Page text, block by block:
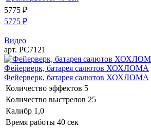
5775 ₽
5775 ₽
Видео
арт. РС7121
Фейерверк, батарея салютов ХОХЛОМА
Фейерверк, батарея салютов ХОХЛОМА
Количество эффектов 5
Количество выстрелов 25
Калибр 1,0
Время работы 40 сек